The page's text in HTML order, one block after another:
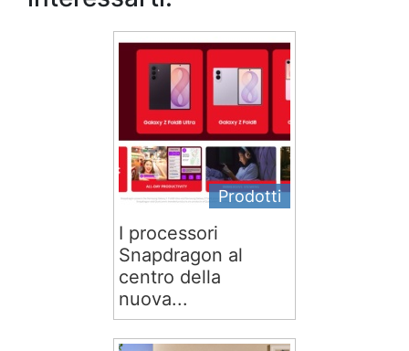
Prodotti
I processori
Snapdragon al
centro della
nuova...